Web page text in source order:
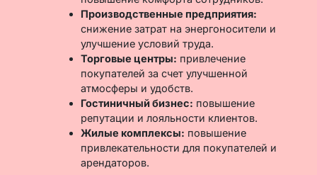
Производственные предприятия:
снижение затрат на энергоносители и
улучшение условий труда.
Торговые центры: привлечение
покупателей за счет улучшенной
атмосферы и удобств.
Гостиничный бизнес: повышение
репутации и лояльности клиентов.
Жилые комплексы: повышение
привлекательности для покупателей и
арендаторов.